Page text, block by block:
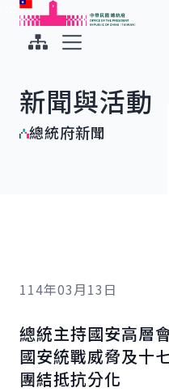
跳到主要內容
中華民國總統府
新聞與活動
總統府新聞
114年03月13日
總統主持國安高層
國安統戰威脅及十
團結抵抗分化